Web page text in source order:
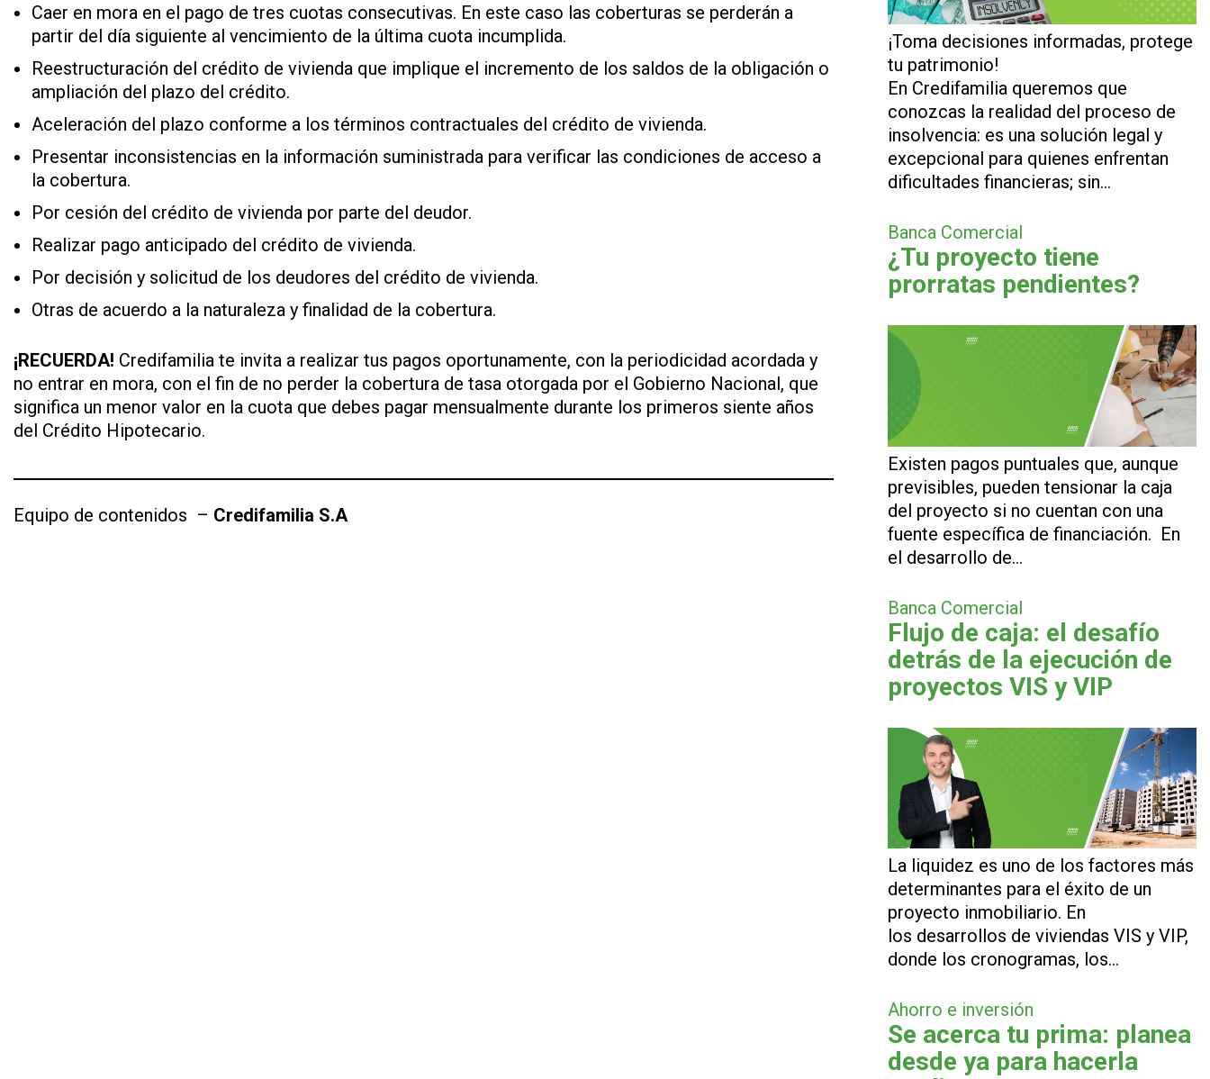
Caer en mora en el pago de tres cuotas consecutivas. En este caso las coberturas se perderán a
partir del día siguiente al vencimiento de la última cuota incumplida.
Reestructuración del crédito de vivienda que implique el incremento de los saldos de la obligación o
ampliación del plazo del crédito.
Aceleración del plazo conforme a los términos contractuales del crédito de vivienda.
Presentar inconsistencias en la información suministrada para verificar las condiciones de acceso a
la cobertura.
Por cesión del crédito de vivienda por parte del deudor.
Realizar pago anticipado del crédito de vivienda.
Por decisión y solicitud de los deudores del crédito de vivienda.
Otras de acuerdo a la naturaleza y finalidad de la cobertura.
¡RECUERDA! Credifamilia te invita a realizar tus pagos oportunamente, con la periodicidad acordada y
no entrar en mora, con el fin de no perder la cobertura de tasa otorgada por el Gobierno Nacional, que
significa un menor valor en la cuota que debes pagar mensualmente durante los primeros siente años
del Crédito Hipotecario.
Equipo de contenidos – Credifamilia S.A
¡Toma decisiones informadas, protege
tu patrimonio!
En Credifamilia queremos que
conozcas la realidad del proceso de
insolvencia: es una solución legal y
excepcional para quienes enfrentan
dificultades financieras; sin…
Banca Comercial
¿Tu proyecto tiene
prorratas pendientes?
Existen pagos puntuales que, aunque
previsibles, pueden tensionar la caja
del proyecto si no cuentan con una
fuente específica de financiación. En
el desarrollo de…
Banca Comercial
Flujo de caja: el desafío
detrás de la ejecución de
proyectos VIS y VIP
La liquidez es uno de los factores más
determinantes para el éxito de un
proyecto inmobiliario. En
los desarrollos de viviendas VIS y VIP,
donde los cronogramas, los…
Ahorro e inversión
Se acerca tu prima: planea
desde ya para hacerla